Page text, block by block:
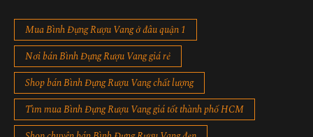
Mua Bình Đựng Rượu Vang ở đâu quận 1
Nơi bán Bình Đựng Rượu Vang giá rẻ
Shop bán Bình Đựng Rượu Vang chất lượng
Tìm mua Bình Đựng Rượu Vang giá tốt thành phố HCM